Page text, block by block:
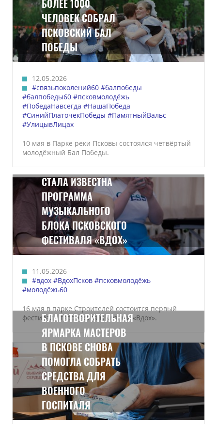
БОЛЕЕ 1000
ЧЕЛОВЕК СОБРАЛ
ПСКОВСКИЙ БАЛ
ПОБЕДЫ
12.05.2026
#связьпоколений60 #балпобеды
#балпобеды60 #псковмолодёжь
#ПобедаНавсегда #НашаПобеда
#СинийПлаточекПобеды #ПамятныйВальс
#УлицывЛицах
10 мая в Парке реки Псковы состоялся четвёртый
молодёжный Бал Победы.
СТАЛА ИЗВЕСТНА
ПРОГРАММА
МУЗЫКАЛЬНОГО
БЛОКА ПСКОВСКОГО
ФЕСТИВАЛЯ «ВДОХ»
11.05.2026
#вдох #ВдохПсков #псковмолодёжь
#молодёжь60
16 мая в парке Строителей состоится первый
фестиваль творчества и музыки «Вдох».
БЛАГОТВОРИТЕЛЬНАЯ
ЯРМАРКА МАСТЕРОВ
В ПСКОВЕ СНОВА
ПОМОГЛА СОБРАТЬ
СРЕДСТВА ДЛЯ
ВОЕННОГО
ГОСПИТАЛЯ